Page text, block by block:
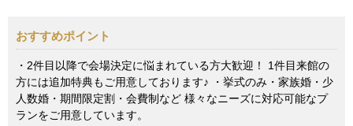
おすすめポイント
・2件目以降で会場決定に悩まれている方大歓迎！ 1件目来館の
方には追加特典もご用意しております♪ ・挙式のみ・家族婚・少
人数婚・期間限定割・会費制など 様々なニーズに対応可能なプ
ランをご用意しています。